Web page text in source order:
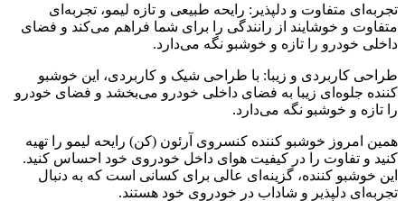
تجربه‌ای متفاوت و دلپذیر: رایحه طبیعی و تازه لیمو، تجربه‌ای
متفاوت و خوشایند از رانندگی را برای شما فراهم می‌کند و فضای
داخلی خودرو را تازه و خوشبو نگه می‌دارد.
طراحی کاربردی و زیبا: با طراحی شیک و کاربردی، این خوشبو
کننده جلوه‌ای زیبا به فضای داخلی خودرو می‌بخشد و فضای خودرو
را تازه و خوشبو نگه می‌دارد.
همین امروز خوشبو کننده کنسروی آرئون (کن) رایحه لیمو را تهیه
کنید و تفاوت را در کیفیت هوای داخل خودروی خود احساس کنید.
این خوشبو کننده، گزینه‌ای عالی برای کسانی است که به دنبال
تجربه‌ای دلپذیر و شاداب در خودروی خود هستند.